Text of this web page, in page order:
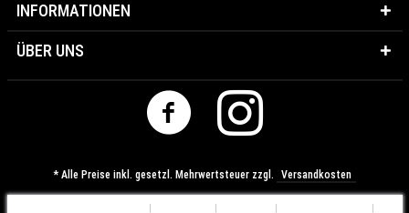
INFORMATIONEN
ÜBER UNS
* Alle Preise inkl. gesetzl. Mehrwertsteuer zzgl. Versandkosten